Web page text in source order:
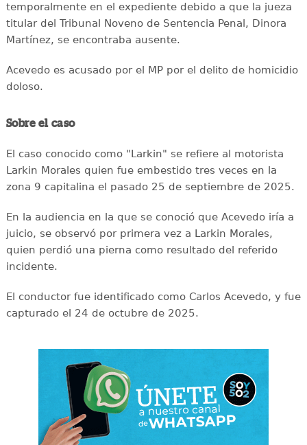
temporalmente en el expediente debido a que la jueza
titular del Tribunal Noveno de Sentencia Penal, Dinora
Martínez, se encontraba ausente.
Acevedo es acusado por el MP por el delito de homicidio
doloso.
Sobre el caso
El caso conocido como "Larkin" se refiere al motorista
Larkin Morales quien fue embestido tres veces en la
zona 9 capitalina el pasado 25 de septiembre de 2025.
En la audiencia en la que se conoció que Acevedo iría a
juicio, se observó por primera vez a Larkin Morales,
quien perdió una pierna como resultado del referido
incidente.
El conductor fue identificado como Carlos Acevedo, y fue
capturado el 24 de octubre de 2025.